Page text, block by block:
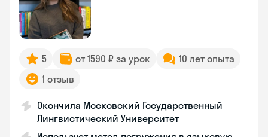
5 от 1590 ₽ за урок
10 лет опыта
1 отзыв
Окончила Московский Государственный
Лингвистический Университет